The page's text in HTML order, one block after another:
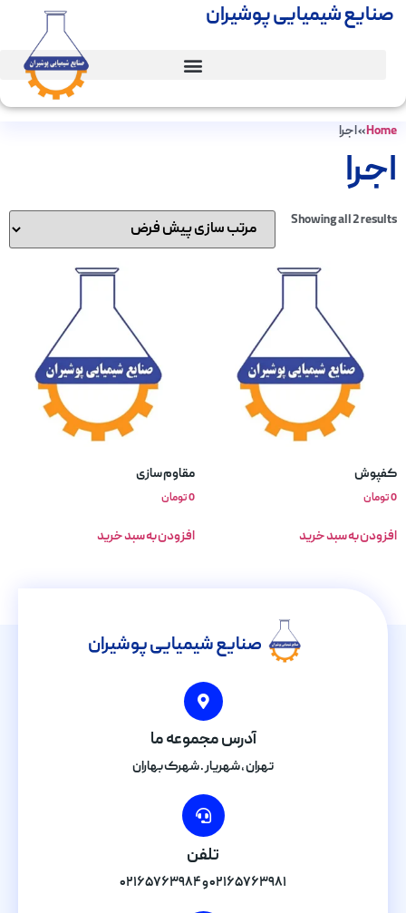
صنایع شیمیایی پوشیران
Home
»اجرا
اجرا
Showing all 2 results
کفپوش
0تومان
افزودن به سبد خرید
مقاوم سازی
0تومان
افزودن به سبد خرید
صنایع شیمیایی پوشیران
آدرس مجموعه ما
تهران , شهریار . شهرک بهاران
تلفن
۰۲۱۶۵۷۶۳۹۸۱ و ۰۲۱۶۵۷۶۳۹۸۴